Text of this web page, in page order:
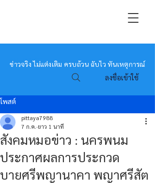
หมอข่าว
ข่าวจริง ไม่แต่งเติม ครบถ้วน ฉับไว ทันเหตุการณ์
ลงชื่อเข้าใช้
โพสต์
สังคมหมอข่าว : นครพนม
ประกาศผลการประกวด
บายศรีพญานาคา พญาศรีสัต
pittaya7988
7 ก.ค. ยาว 1 นาที